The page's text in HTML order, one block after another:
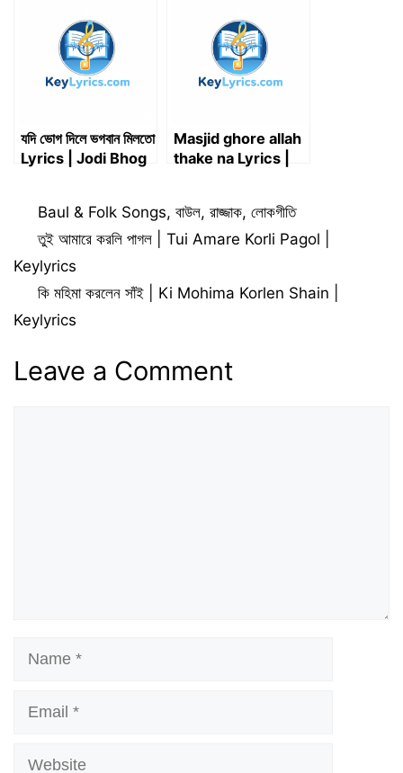
Rahman | আল্লাহ, মেঘ
দে পানি দে | নূরের পুতুলা বাবা
Hoiya Quran Pore
Chandale Lyrics
যদি ভোগ দিলে ভগবান মিলতো
Lyrics | Jodi Bhog
Masjid ghore allah
thake na Lyrics |
Categories
Baul & Folk Songs,বাউল,রাজ্জাক,লোকগীতি
তুই আমারে করলি পাগল | Tui Amare Korli Pagol |
Keylyrics
কি মহিমা করলেন সাঁই | Ki Mohima Korlen Shain |
Keylyrics
Leave a Comment
Name
Email
Website